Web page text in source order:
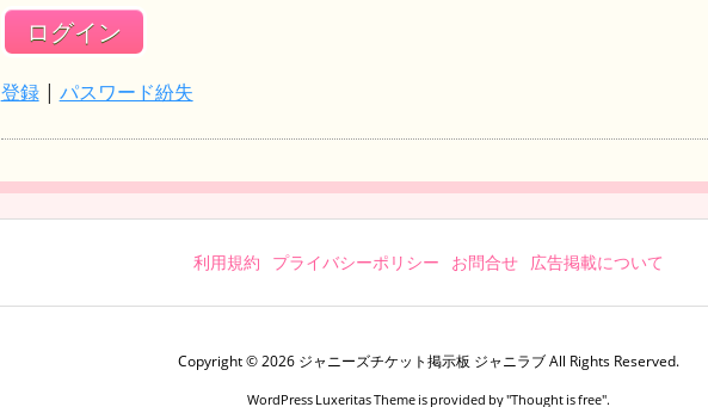
登録| パスワード紛失
利用規約 プライバシーポリシー お問合せ 広告掲載について
Copyright ©2026 ジャニーズチケット掲示板 ジャニラブAll Rights Reserved.
WordPress Luxeritas Theme is provided by "Thought is free".